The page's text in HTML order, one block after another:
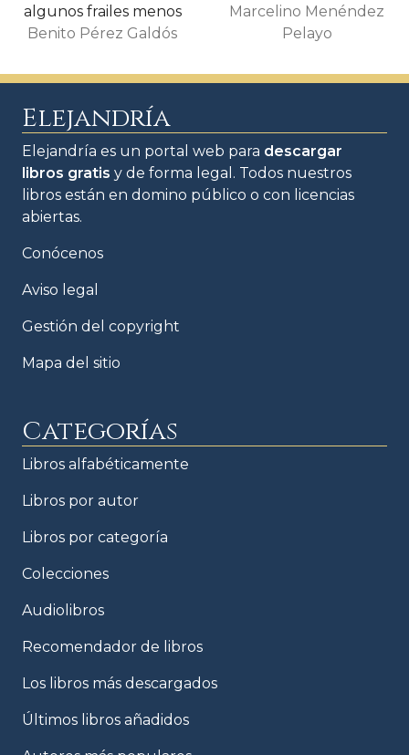
algunos frailes menos
Benito Pérez Galdós
Marcelino Menéndez
Pelayo
Elejandría
Elejandría es un portal web para descargar
libros gratis y de forma legal. Todos nuestros
libros están en domino público o con licencias
abiertas.
Conócenos
Aviso legal
Gestión del copyright
Mapa del sitio
Categorías
Libros alfabéticamente
Libros por autor
Libros por categoría
Colecciones
Audiolibros
Recomendador de libros
Los libros más descargados
Últimos libros añadidos